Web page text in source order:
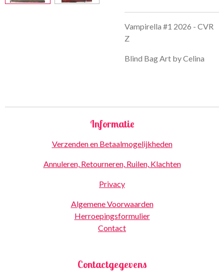
Vampirella #1 2026 - CVR
Z
Blind Bag Art by Celina
Informatie
Verzenden en Betaalmogelijkheden
Annuleren, Retourneren, Ruilen, Klachten
Privacy
Algemene Voorwaarden
Herroepingsformulier
Contact
Contactgegevens